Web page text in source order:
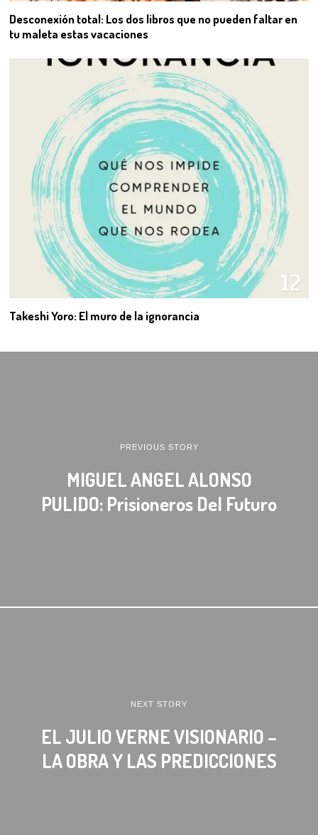
Desconexión total: Los dos libros que no pueden faltar en
tu maleta estas vacaciones
12
Takeshi Yoro: El muro de la ignorancia
PREVIOUS STORY
MIGUEL ANGEL ALONSO
PULIDO: Prisioneros Del Futuro
NEXT STORY
EL JULIO VERNE VISIONARIO –
LA OBRA Y LAS PREDICCIONES